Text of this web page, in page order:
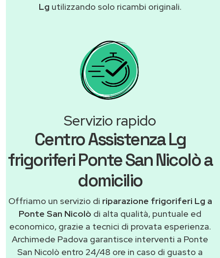
Lg utilizzando solo ricambi originali.
Servizio rapido
Centro Assistenza Lg
frigoriferi Ponte San Nicolò a
domicilio
Offriamo un servizio di riparazione frigoriferi Lg a
Ponte San Nicolò di alta qualità, puntuale ed
economico, grazie a tecnici di provata esperienza.
Archimede Padova garantisce interventi a Ponte
San Nicolò entro 24/48 ore in caso di guasto a